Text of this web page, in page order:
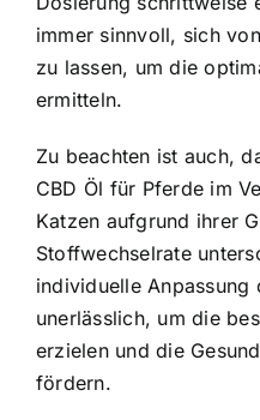
immer sinnvoll, sich
zu lassen, um die
ermitteln.
Zu beachten ist auch,
CBD Öl für Pferde im
Katzen aufgrund ihrer
Stoffwechselrate
individuelle
unerlässlich, um die
erzielen und die
fördern.